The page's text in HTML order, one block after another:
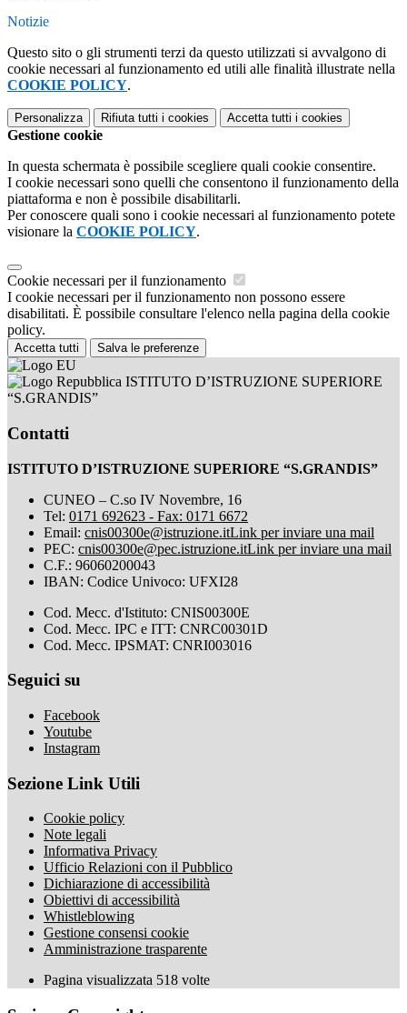
Notizie
Questo sito o gli strumenti terzi da questo utilizzati si avvalgono di
cookie necessari al funzionamento ed utili alle finalità illustrate nella
COOKIE POLICY.
Personalizza Rifiuta tutti i cookies Accetta tutti i cookies
Gestione cookie
In questa schermata è possibile scegliere quali cookie consentire.
I cookie necessari sono quelli che consentono il funzionamento della
piattaforma e non è possibile disabilitarli.
Per conoscere quali sono i cookie necessari al funzionamento potete
visionare la COOKIE POLICY.
Cookie necessari per il funzionamento
I cookie necessari per il funzionamento non possono essere
disabilitati. È possibile consultare l'elenco nella pagina della cookie
policy.
Accetta tutti Salva le preferenze
ISTITUTO D’ISTRUZIONE SUPERIORE
“S.GRANDIS”
Contatti
ISTITUTO D’ISTRUZIONE SUPERIORE “S.GRANDIS”
CUNEO – C.so IV Novembre, 16
Tel: 0171 692623 - Fax: 0171 6672
Email: cnis00300e@istruzione.itLink per inviare una mail
PEC: cnis00300e@pec.istruzione.itLink per inviare una mail
C.F.: 96060200043
IBAN: Codice Univoco: UFXI28
Cod. Mecc. d'Istituto: CNIS00300E
Cod. Mecc. IPC e ITT: CNRC00301D
Cod. Mecc. IPSMAT: CNRI003016
Seguici su
Facebook
Youtube
Instagram
Sezione Link Utili
Cookie policy
Note legali
Informativa Privacy
Ufficio Relazioni con il Pubblico
Dichiarazione di accessibilità
Obiettivi di accessibilità
Whistleblowing
Gestione consensi cookie
Amministrazione trasparente
Pagina visualizzata 518 volte